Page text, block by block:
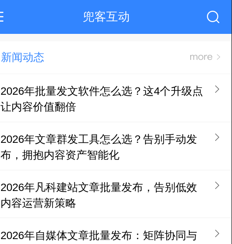
兜客互动
新闻动态
2026年批量发文软件怎么选？这4个升级点
让内容价值翻倍
2026年文章群发工具怎么选？告别手动发
布，拥抱内容资产智能化
2026年凡科建站文章批量发布，告别低效
内容运营新策略
2026年自媒体文章批量发布：矩阵协同与